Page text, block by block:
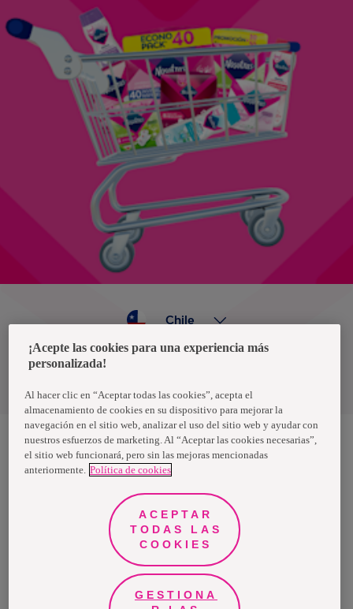
Política de privacidad de datos
Chile
Nosotras, una marca de Essity - una compañía global líder en
higiene y salud. Cada día, mil millones de personas, en todo el
propósito es romper barreras por el bienestar en beneficio de
consumidores, pacientes, cuidadores, clientes y la sociedad en
general. Vendemos en aproximadamente 150 países bajo las
principales marcas globales TENA y Tork, así como otras marcas
como Actimove, Cutimed, JOBST, Knix, Leukoplast, Libero, Libresse,
Lotus, Modibodi, Nosotras, Saba, Tempo, TOM Organic y Zewa. En
2024, Essity tuvo ventas de aproximadamente 13 mil millones de
euros y empleó a 36,000 personas. La sede de la compañía está
ubicada en Estocolmo, Suecia, y Essity cotiza en Nasdaq Estocolmo.
Más información enwww.essity.com.
¡Acepte las cookies para una experiencia más
personalizada!
Al hacer clic en “Aceptar todas las cookies”, acepta el
almacenamiento de cookies en su dispositivo para mejorar la
navegación en el sitio web, analizar el uso del sitio web y ayudar con
nuestros esfuerzos de marketing. Al “Aceptar las cookies necesarias”,
el sitio web funcionará, pero sin las mejoras mencionadas
anteriormente. Política de cookies
ACEPTAR
TODAS LAS
COOKIES
GESTIONA